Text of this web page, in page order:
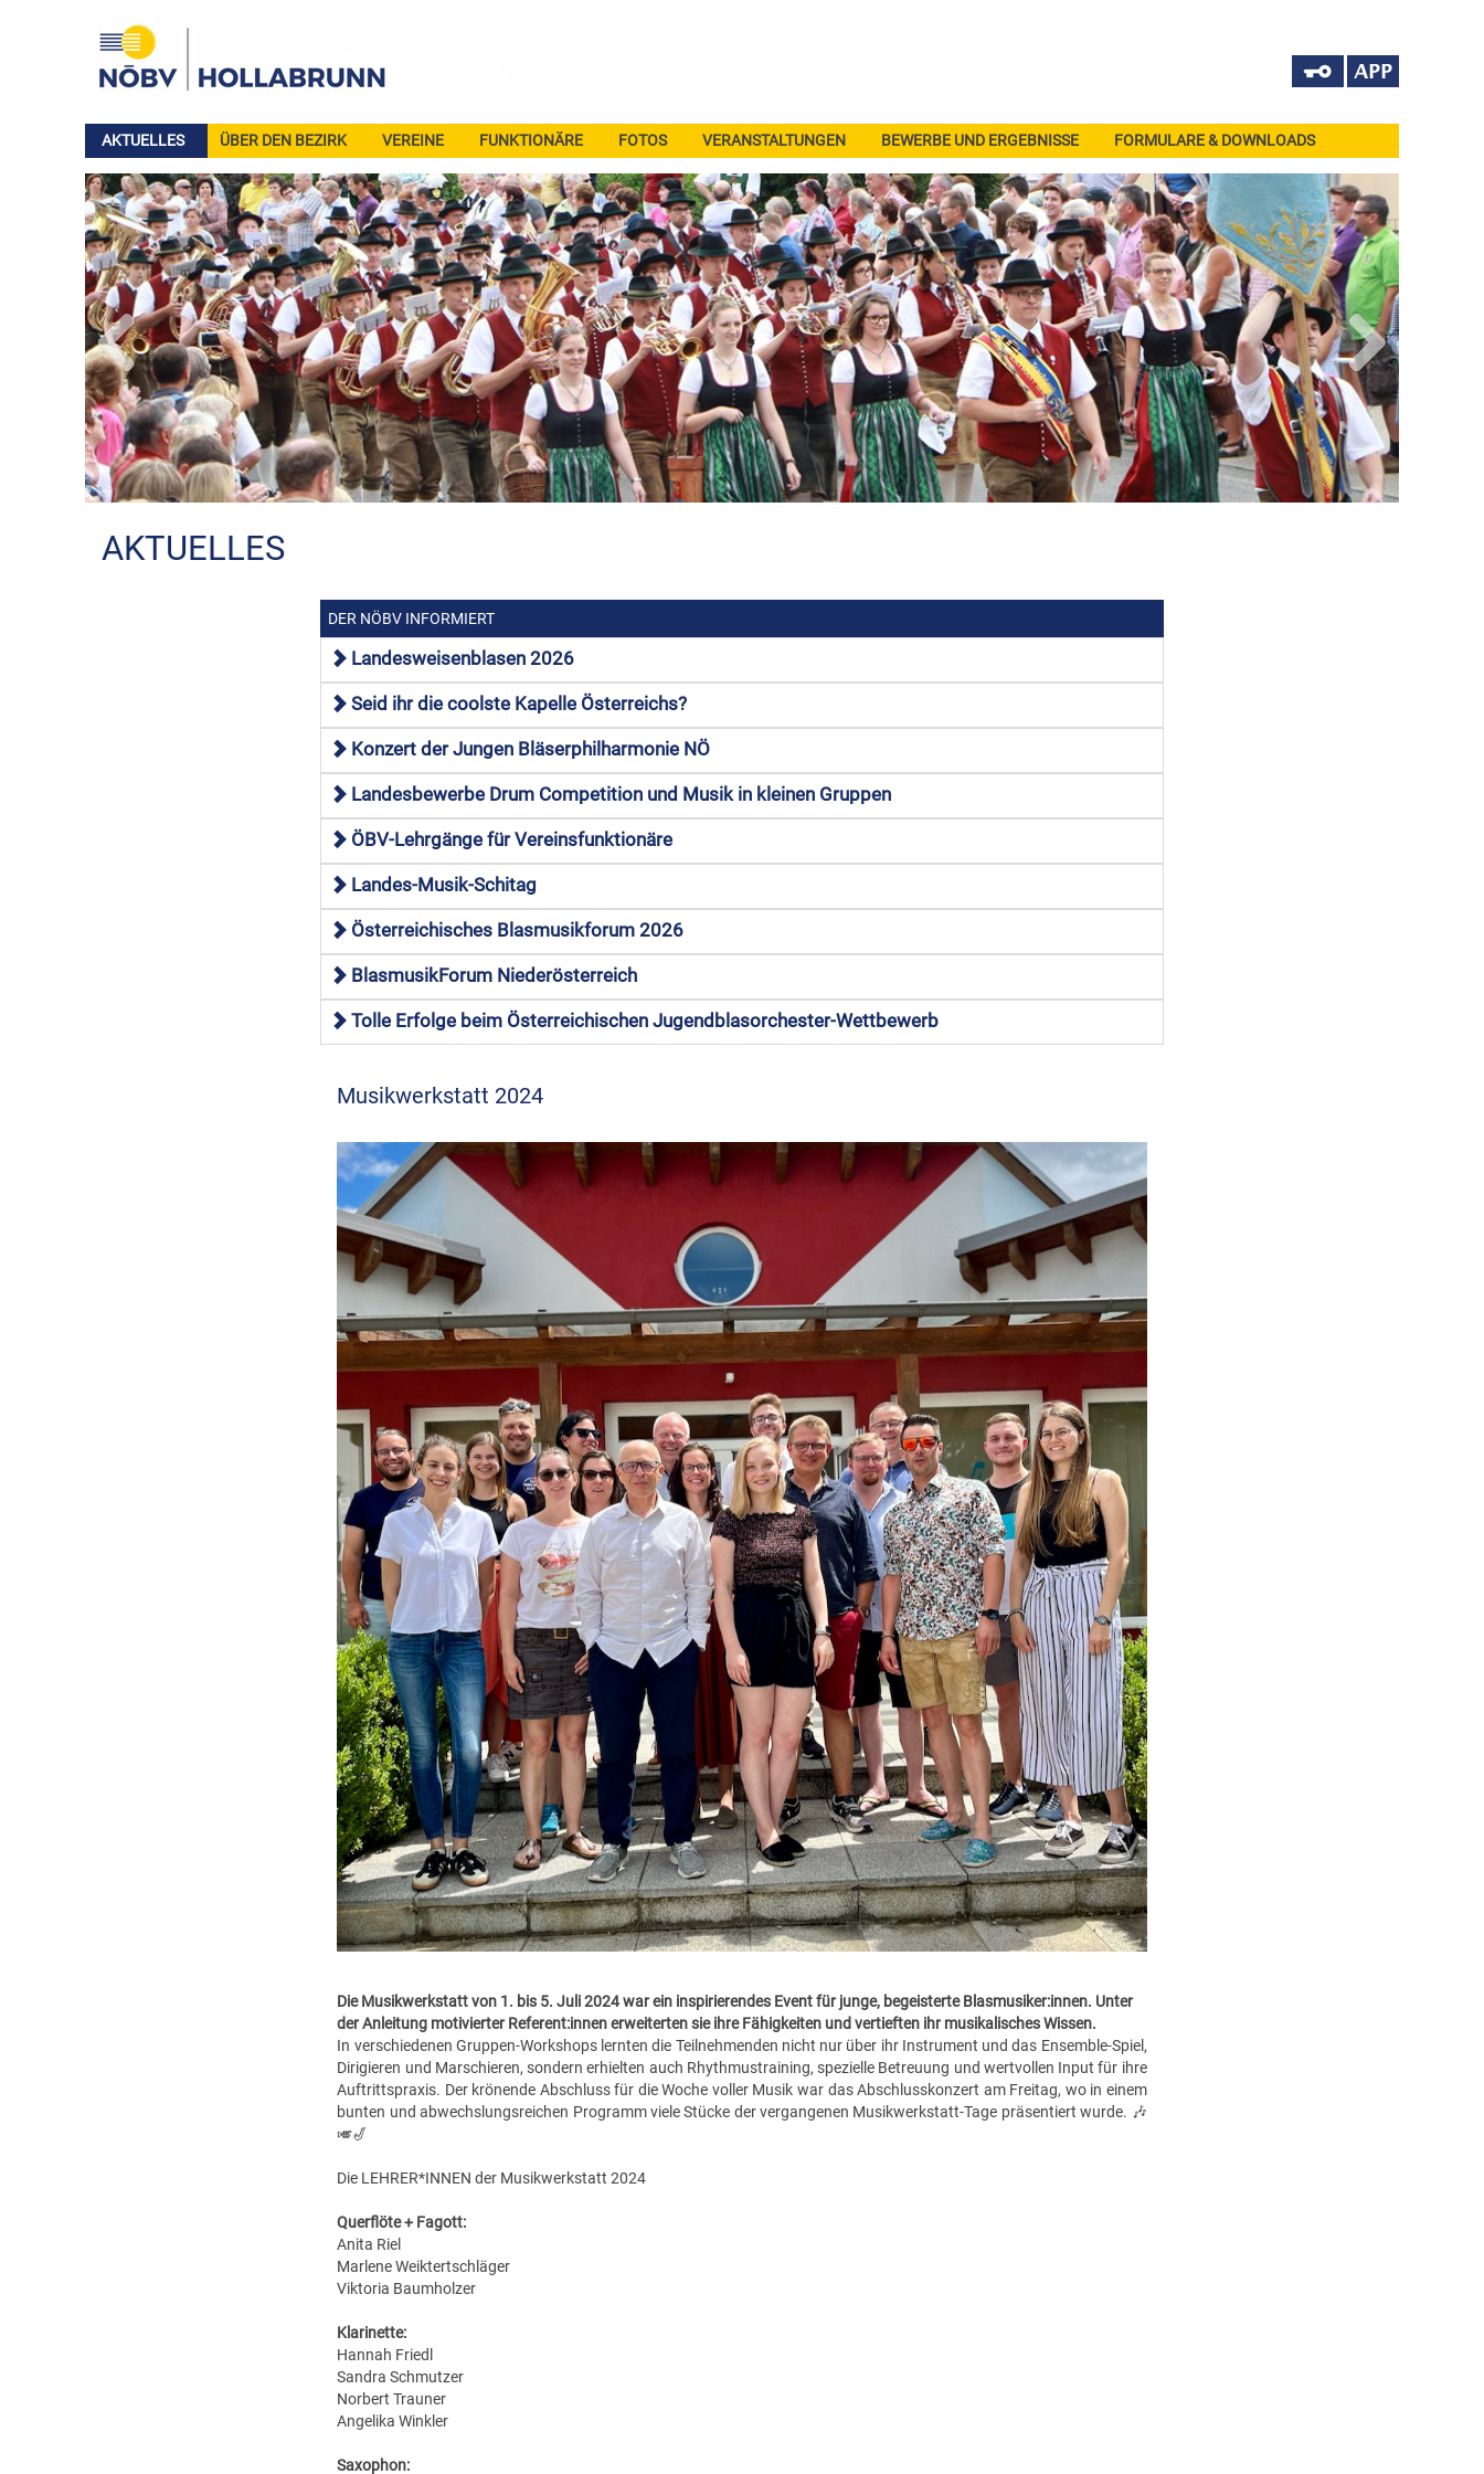
AKTUELLES ÜBER DEN BEZIRK VEREINE FUNKTIONÄRE FOTOS VERANSTALTUNGEN BEWERBE UND ERGEBNISSE FORMULARE & DOWNLOADS
Previous Next
AKTUELLES
DER NÖBV INFORMIERT
Landesweisenblasen 2026
Seid ihr die coolste Kapelle Österreichs?
Konzert der Jungen Bläserphilharmonie NÖ
Landesbewerbe Drum Competition und Musik in kleinen Gruppen
ÖBV-Lehrgänge für Vereinsfunktionäre
Landes-Musik-Schitag
Österreichisches Blasmusikforum 2026
BlasmusikForum Niederösterreich
Tolle Erfolge beim Österreichischen Jugendblasorchester-Wettbewerb
Musikwerkstatt 2024
Die Musikwerkstatt von 1. bis 5. Juli 2024 war ein inspirierendes Event für junge, begeisterte Blasmusiker:innen. Unter
der Anleitung motivierter Referent:innen erweiterten sie ihre Fähigkeiten und vertieften ihr musikalisches Wissen.
In verschiedenen Gruppen-Workshops lernten die Teilnehmenden nicht nur über ihr Instrument und das Ensemble-Spiel,
Dirigieren und Marschieren, sondern erhielten auch Rhythmustraining, spezielle Betreuung und wertvollen Input für ihre
Auftrittspraxis. Der krönende Abschluss für die Woche voller Musik war das Abschlusskonzert am Freitag, wo in einem
bunten und abwechslungsreichen Programm viele Stücke der vergangenen Musikwerkstatt-Tage präsentiert wurde. 🎶
🎺🎷
Die LEHRER*INNEN der Musikwerkstatt 2024
Querflöte + Fagott:
Anita Riel
Marlene Weiktertschläger
Viktoria Baumholzer
Klarinette:
Hannah Friedl
Sandra Schmutzer
Norbert Trauner
Angelika Winkler
Saxophon: